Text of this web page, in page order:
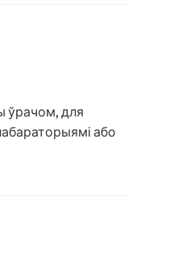
ўрачом, для
або